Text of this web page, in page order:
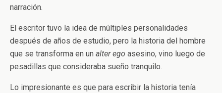
narración.
El escritor tuvo la idea de múltiples personalidades
después de años de estudio, pero la historia del hombre
que se transforma en un alter ego asesino, vino luego de
pesadillas que consideraba sueño tranquilo.
Lo impresionante es que para escribir la historia tenía